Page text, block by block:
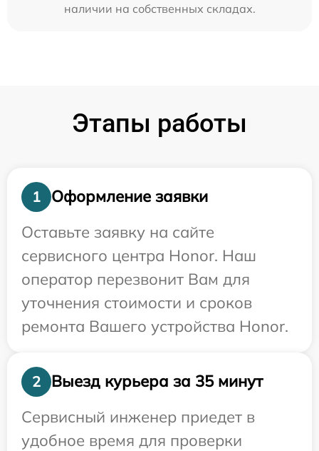
наличии на собственных складах.
Этапы работы
1
Оформление заявки
Оставьте заявку на сайте
сервисного центра Honor. Наш
оператор перезвонит Вам для
уточнения стоимости и сроков
ремонта Вашего устройства Honor.
2
Выезд курьера за 35 минут
Сервисный инженер приедет в
удобное время для проверки